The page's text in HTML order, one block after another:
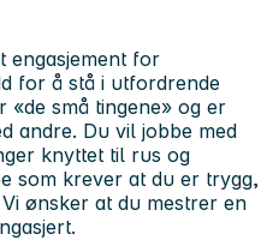
engasjement for
for å stå i utfordrende
«de små tingene» og er
andre. Du vil jobbe med
knyttet til rus og
som krever at du er trygg,
ønsker at du mestrer en